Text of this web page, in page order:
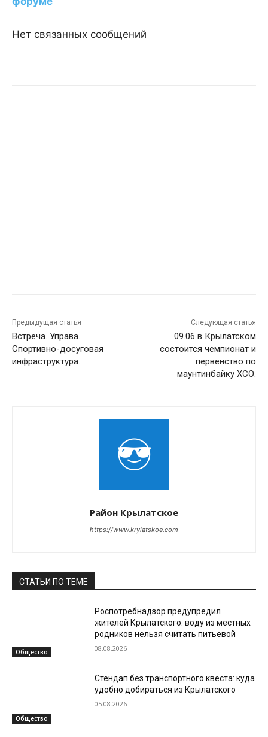
Нет связанных сообщений
Предыдущая статья
Встреча. Управа.
Спортивно-досуговая
инфраструктура.
Следующая статья
09.06 в Крылатском
состоится чемпионат и
первенство по
маунтинбайку ХСО.
Район Крылатское
https://www.krylatskoe.com
СТАТЬИ ПО ТЕМЕ
Общество
Роспотребнадзор предупредил
жителей Крылатского: воду из местных
родников нельзя считать питьевой
08.08.2026
Общество
Стендап без транспортного квеста: куда
удобно добираться из Крылатского
05.08.2026